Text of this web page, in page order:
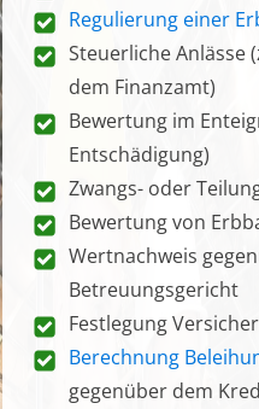
Regulierung einer
Steuerliche Anlässe
dem Finanzamt)
Bewertung im
Entschädigung)
Zwangs- oder
Bewertung von
Wertnachweis
Betreuungsgericht
Festlegung
Berechnung
gegenüber dem